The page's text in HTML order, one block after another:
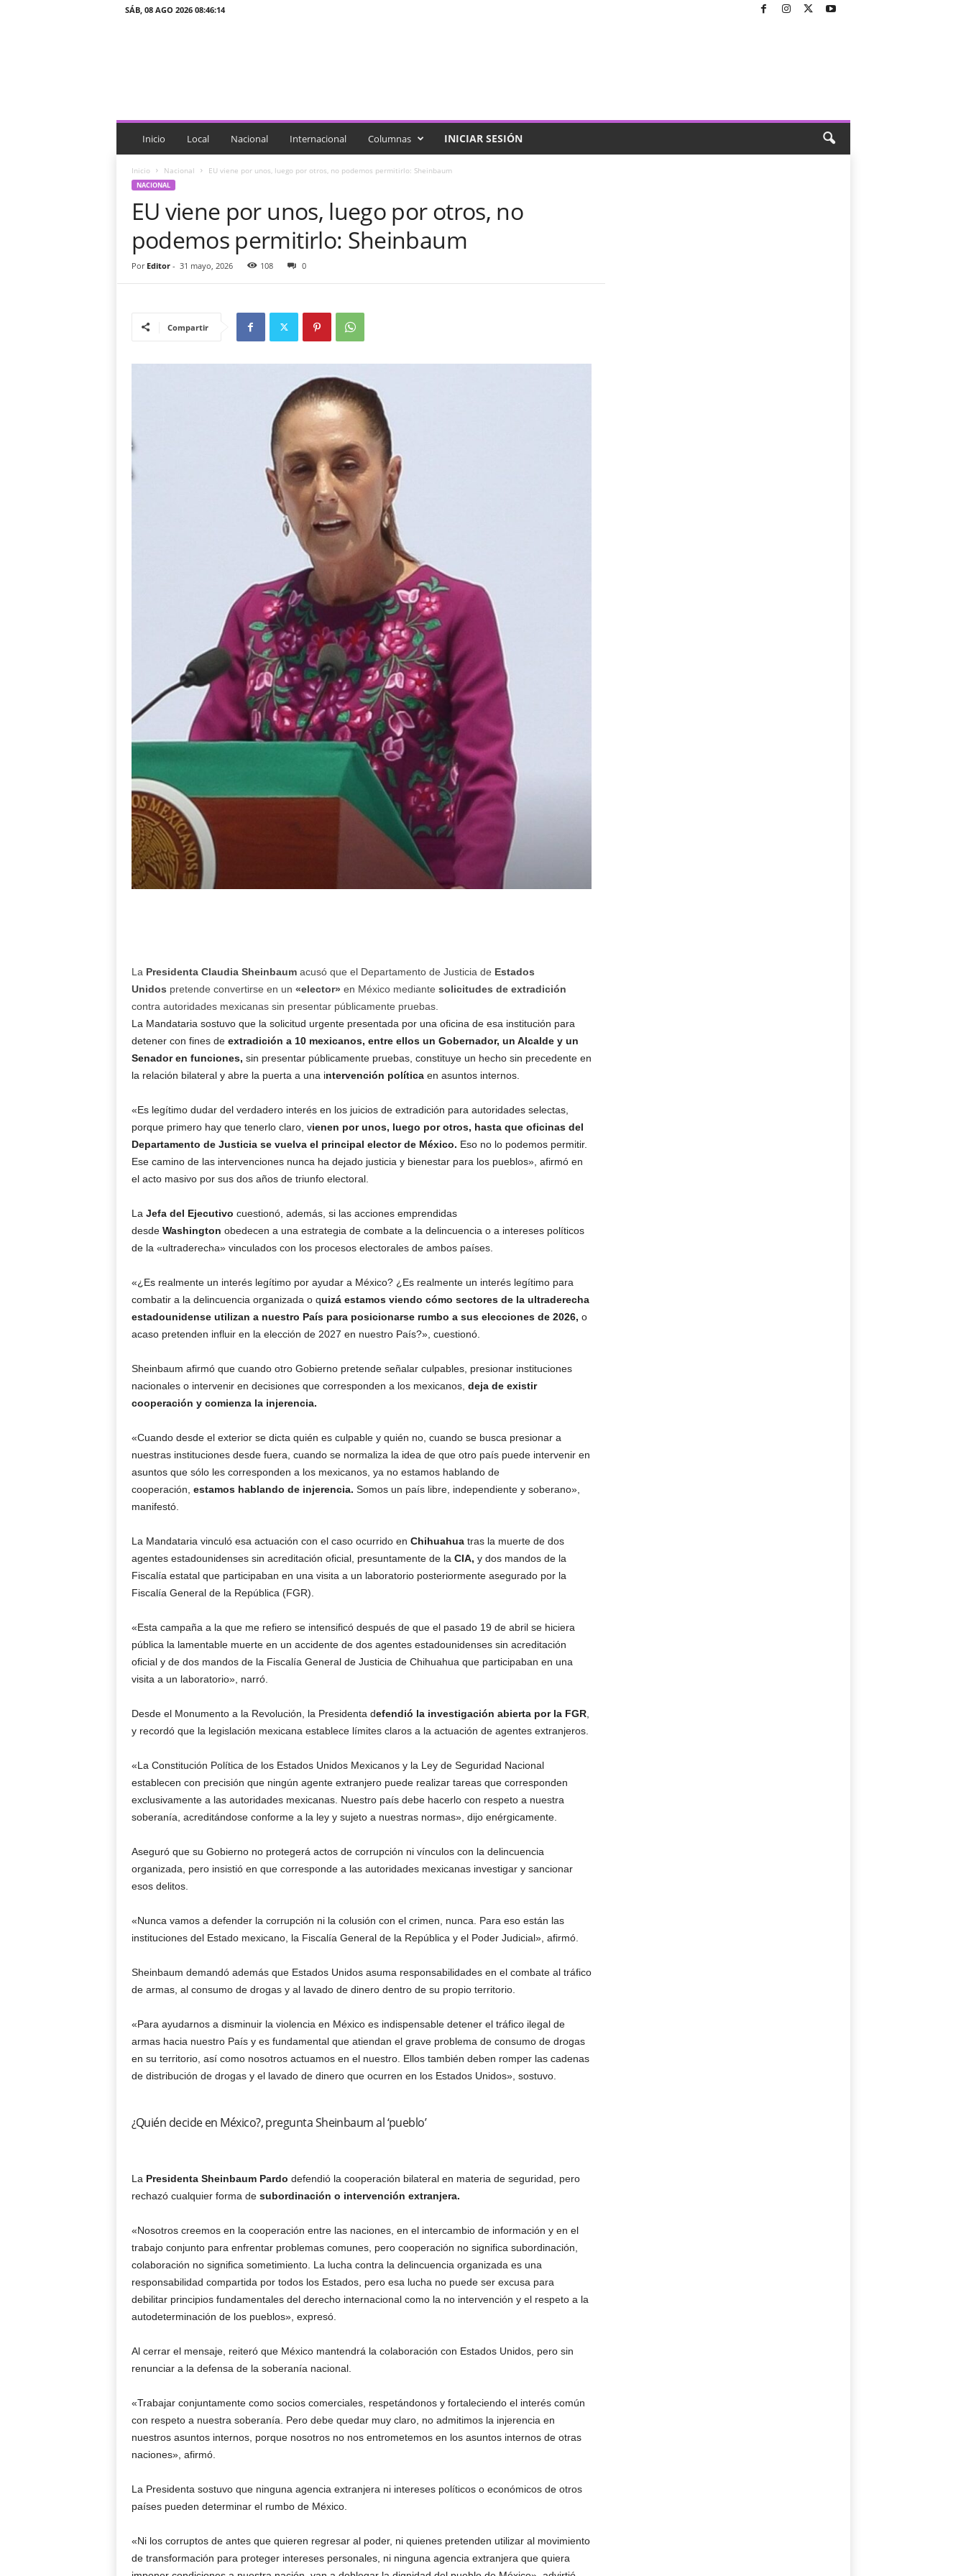
SÁB, 08 AGO 2026 08:46:14
c
a
Inicio Local Nacional Internacional Columnas INICIAR SESIÓN
Inicio Nacional EU viene por unos, luego por otros, no podemos permitirlo: Sheinbaum
NACIONAL
EU viene por unos, luego por otros, no
podemos permitirlo: Sheinbaum
Por Editor- 31 mayo, 2026 108 0
Compartir
La Presidenta Claudia Sheinbaumacusó que el Departamento de Justicia de Estados
Unidos pretende convertirse en un «elector» en México mediante solicitudes de extradición
contra autoridades mexicanas sin presentar públicamente pruebas.
La Mandataria sostuvo que la solicitud urgente presentada por una oficina de esa institución para
detener con fines de extradición a 10 mexicanos, entre ellos un Gobernador, un Alcalde y un
Senador en funciones, sin presentar públicamente pruebas, constituye un hecho sin precedente en
la relación bilateral y abre la puerta a una intervención políticaen asuntos internos.
«Es legítimo dudar del verdadero interés en los juicios de extradición para autoridades selectas,
porque primero hay que tenerlo claro, vienen por unos, luego por otros, hasta que oficinas del
Departamento de Justicia se vuelva el principal elector de México. Eso no lo podemos permitir.
Ese camino de las intervenciones nunca ha dejado justicia y bienestar para los pueblos», afirmó en
el acto masivo por sus dos años de triunfo electoral.
La Jefa del Ejecutivo cuestionó, además, si las acciones emprendidas
desde Washington obedecen a una estrategia de combate a la delincuencia o a intereses políticos
de la «ultraderecha» vinculados con los procesos electorales de ambos países.
«¿Es realmente un interés legítimo por ayudar a México? ¿Es realmente un interés legítimo para
combatir a la delincuencia organizada o quizá estamos viendo cómo sectores de la ultraderecha
estadounidense utilizan a nuestro País para posicionarse rumbo a sus elecciones de 2026, o
acaso pretenden influir en la elección de 2027 en nuestro País?», cuestionó.
Sheinbaum afirmó que cuando otro Gobierno pretende señalar culpables, presionar instituciones
nacionales o intervenir en decisiones que corresponden a los mexicanos, deja de existir
cooperación y comienza la injerencia.
«Cuando desde el exterior se dicta quién es culpable y quién no, cuando se busca presionar a
nuestras instituciones desde fuera, cuando se normaliza la idea de que otro país puede intervenir en
asuntos que sólo les corresponden a los mexicanos, ya no estamos hablando de
cooperación, estamos hablando de injerencia. Somos un país libre, independiente y soberano»,
manifestó.
La Mandataria vinculó esa actuación con el caso ocurrido en Chihuahuatras la muerte de dos
agentes estadounidenses sin acreditación oficial, presuntamente de la CIA, y dos mandos de la
Fiscalía estatal que participaban en una visita a un laboratorio posteriormente asegurado por la
Fiscalía General de la República (FGR).
«Esta campaña a la que me refiero se intensificó después de que el pasado 19 de abril se hiciera
pública la lamentable muerte en un accidente de dos agentes estadounidenses sin acreditación
oficial y de dos mandos de la Fiscalía General de Justicia de Chihuahua que participaban en una
visita a un laboratorio», narró.
Desde el Monumento a la Revolución, la Presidenta defendió la investigación abierta por la FGR,
y recordó que la legislación mexicana establece límites claros a la actuación de agentes extranjeros.
«La Constitución Política de los Estados Unidos Mexicanos y la Ley de Seguridad Nacional
establecen con precisión que ningún agente extranjero puede realizar tareas que corresponden
exclusivamente a las autoridades mexicanas. Nuestro país debe hacerlo con respeto a nuestra
soberanía, acreditándose conforme a la ley y sujeto a nuestras normas», dijo enérgicamente.
Aseguró que su Gobierno no protegerá actos de corrupción ni vínculos con la delincuencia
organizada, pero insistió en que corresponde a las autoridades mexicanas investigar y sancionar
esos delitos.
«Nunca vamos a defender la corrupción ni la colusión con el crimen, nunca. Para eso están las
instituciones del Estado mexicano, la Fiscalía General de la República y el Poder Judicial», afirmó.
Sheinbaum demandó además que Estados Unidos asuma responsabilidades en el combate al tráfico
de armas, al consumo de drogas y al lavado de dinero dentro de su propio territorio.
«Para ayudarnos a disminuir la violencia en México es indispensable detener el tráfico ilegal de
armas hacia nuestro País y es fundamental que atiendan el grave problema de consumo de drogas
en su territorio, así como nosotros actuamos en el nuestro. Ellos también deben romper las cadenas
de distribución de drogas y el lavado de dinero que ocurren en los Estados Unidos», sostuvo.
¿Quién decide en México?, pregunta Sheinbaum al ‘pueblo’
La Presidenta Sheinbaum Pardo defendió la cooperación bilateral en materia de seguridad, pero
rechazó cualquier forma de subordinación o intervención extranjera.
«Nosotros creemos en la cooperación entre las naciones, en el intercambio de información y en el
trabajo conjunto para enfrentar problemas comunes, pero cooperación no significa subordinación,
colaboración no significa sometimiento. La lucha contra la delincuencia organizada es una
responsabilidad compartida por todos los Estados, pero esa lucha no puede ser excusa para
debilitar principios fundamentales del derecho internacional como la no intervención y el respeto a la
autodeterminación de los pueblos», expresó.
Al cerrar el mensaje, reiteró que México mantendrá la colaboración con Estados Unidos, pero sin
renunciar a la defensa de la soberanía nacional.
«Trabajar conjuntamente como socios comerciales, respetándonos y fortaleciendo el interés común
con respeto a nuestra soberanía. Pero debe quedar muy claro, no admitimos la injerencia en
nuestros asuntos internos, porque nosotros no nos entrometemos en los asuntos internos de otras
naciones», afirmó.
La Presidenta sostuvo que ninguna agencia extranjera ni intereses políticos o económicos de otros
países pueden determinar el rumbo de México.
«Ni los corruptos de antes que quieren regresar al poder, ni quienes pretenden utilizar al movimiento
de transformación para proteger intereses personales, ni ninguna agencia extranjera que quiera